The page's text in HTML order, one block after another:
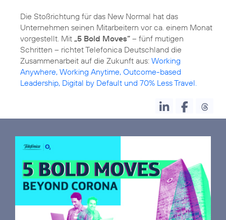
Die Stoßrichtung für das New Normal hat das
Unternehmen seinen Mitarbeitern vor ca. einem Monat
vorgestellt. Mit „5 Bold Moves“ – fünf mutigen
Schritten – richtet Telefonica Deutschland die
Zusammenarbeit auf die Zukunft aus: Working
Anywhere, Working Anytime, Outcome-based
Leadership, Digital by Default und 70% Less Travel.